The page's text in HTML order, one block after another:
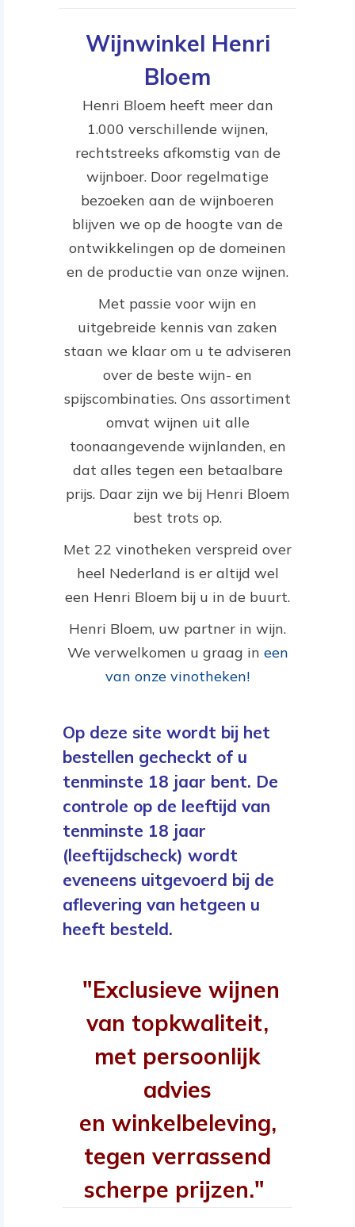
Wijnwinkel Henri
Bloem
Henri Bloem heeft meer dan
1.000 verschillende wijnen,
rechtstreeks afkomstig van de
wijnboer. Door regelmatige
bezoeken aan de wijnboeren
blijven we op de hoogte van de
ontwikkelingen op de domeinen
en de productie van onze wijnen.
Met passie voor wijn en
uitgebreide kennis van zaken
staan we klaar om u te adviseren
over de beste wijn- en
spijscombinaties. Ons assortiment
omvat wijnen uit alle
toonaangevende wijnlanden, en
dat alles tegen een betaalbare
prijs. Daar zijn we bij Henri Bloem
best trots op.
Met 22 vinotheken verspreid over
heel Nederland is er altijd wel
een Henri Bloem bij u in de buurt.
Henri Bloem, uw partner in wijn.
We verwelkomen u graag in een
van onze vinotheken!
Op deze site wordt bij het
bestellen gecheckt of u
tenminste 18 jaar bent. De
controle op de leeftijd van
tenminste 18 jaar
(leeftijdscheck) wordt
eveneens uitgevoerd bij de
aflevering van hetgeen u
heeft besteld.
"Exclusieve wijnen
van topkwaliteit,
met persoonlijk
advies
en winkelbeleving,
tegen verrassend
scherpe prijzen."